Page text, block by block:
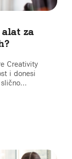
za
Creativity
i donesi
slično…